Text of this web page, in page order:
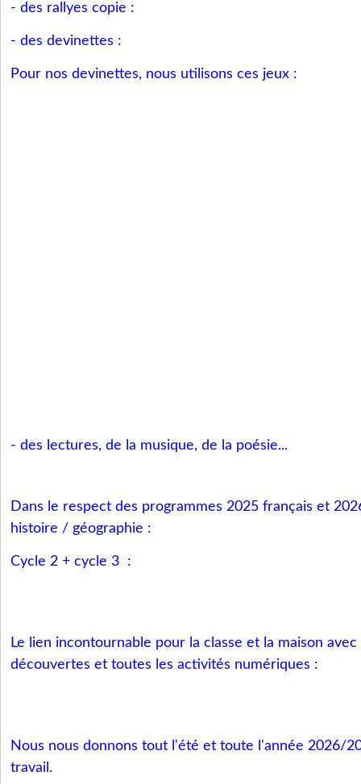
- des rallyes copie :
- des devinettes :
Pour nos devinettes, nous utilisons ces jeux :
- des lectures, de la musique, de la poésie...
Dans le respect des programmes 2025 français et
histoire / géographie :
Cycle 2 + cycle 3 :
Le lien incontournable pour la classe et la maison
découvertes et toutes les activités numériques :
Nous nous donnons tout l'été et toute l'année 2026/
travail.